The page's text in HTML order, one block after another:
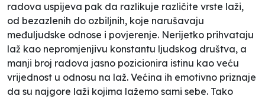
radova uspijeva pak da razlikuje različite vrste laži,
od bezazlenih do ozbiljnih, koje narušavaju
međuljudske odnose i povjerenje. Nerijetko prihvataju
laž kao nepromjenjivu konstantu ljudskog društva, a
manji broj radova jasno pozicionira istinu kao veću
vrijednost u odnosu na laž. Većina ih emotivno priznaje
da su najgore laži kojima lažemo sami sebe. Tako